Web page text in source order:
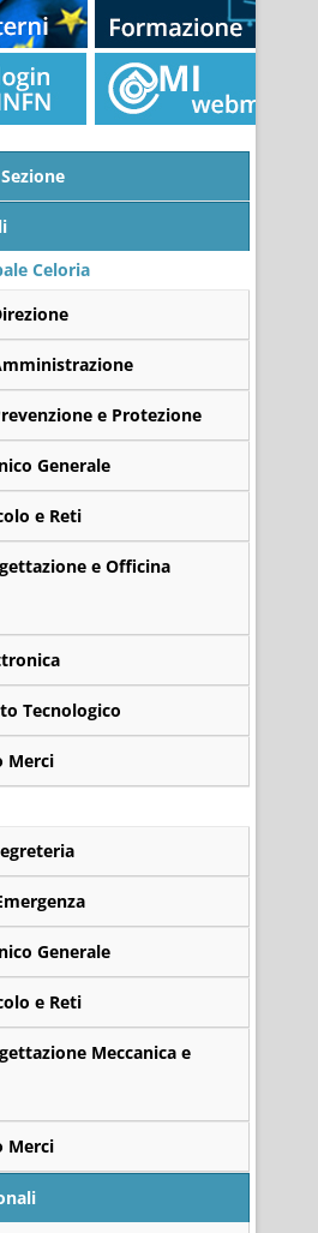
Celoria
e Protezione
Generale
e Reti
e Officina
Tecnologico
Merci
Generale
e Reti
Meccanica e
Merci